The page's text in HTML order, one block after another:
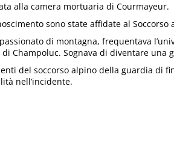
alla camera mortuaria di Courmayeur.
sono state affidate al
di montagna, frequentava
Champoluc. Sognava di diventare una
del soccorso alpino della guardia di
nell’incidente.